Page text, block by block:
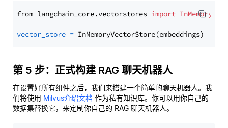
from langchain_core.vectorstores import
vector_store =
第 5 步：正式构建 RAG 聊天机器人
在设置好所有组件之后，我们来搭建一个简单的聊天机器人。我
们将使用 Milvus介绍文档 作为私有知识库。你可以用你自己的
数据集替换它，来定制你自己的 RAG 聊天机器人。